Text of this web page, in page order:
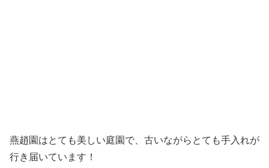
燕趙園はとても美しい庭園で、古いながらとても手入れが
行き届いています！